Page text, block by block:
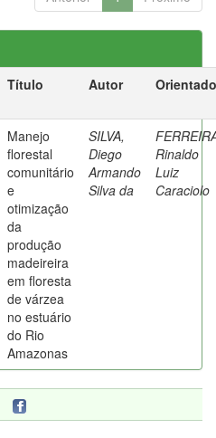
Título Autor
Manejo
florestal
comunitário
e
otimização
da
produção
madeireira
em floresta
de várzea
no estuário
do Rio
Amazonas
SILVA,
Diego
Armando
Silva da
Rinaldo
Luiz
Caraciolo